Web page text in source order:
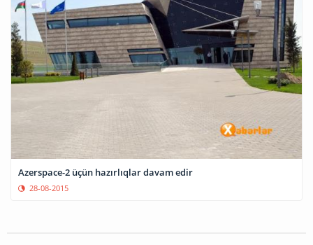
Azerspace-2 üçün hazırlıqlar davam edir
28-08-2015